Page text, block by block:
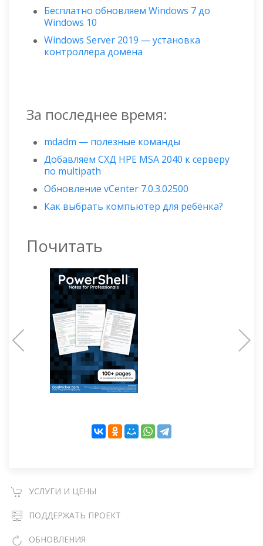
Бесплатно обновляем Windows 7 до
Windows 10
Windows Server 2019 — установка
контроллера домена
За последнее время:
mdadm — полезные команды
Добавляем СХД HPE MSA 2040 к серверу
по multipath
Обновление vCenter 7.0.3.02500
Как выбрать компьютер для ребёнка?
Почитать
УСЛУГИ И ЦЕНЫ
ПОДДЕРЖАТЬ ПРОЕКТ
ОБНОВЛЕНИЯ